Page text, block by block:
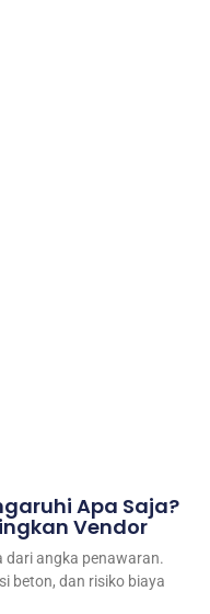
Apa Saja?
Vendor
dari angka penawaran.
beton, dan risiko biaya